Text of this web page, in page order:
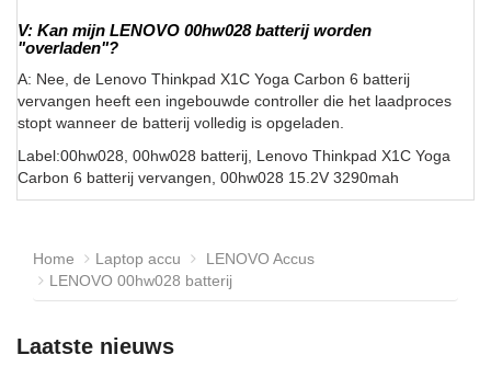
V: Kan mijn LENOVO 00hw028 batterij worden
"overladen"?
A: Nee, de Lenovo Thinkpad X1C Yoga Carbon 6 batterij
vervangen heeft een ingebouwde controller die het laadproces
stopt wanneer de batterij volledig is opgeladen.
Label:00hw028, 00hw028 batterij, Lenovo Thinkpad X1C Yoga
Carbon 6 batterij vervangen, 00hw028 15.2V 3290mah
Home Laptop accu
LENOVO Accus
LENOVO 00hw028 batterij
Laatste nieuws